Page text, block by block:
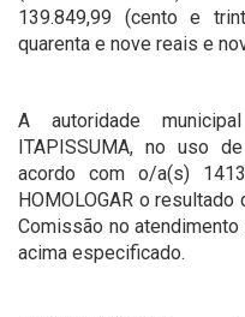
139.849,99 (cento e
quarenta e nove reais e
A autoridade
ITAPISSUMA, no uso
acordo com o/a(s)
HOMOLOGAR o
Comissão no
acima especificado.